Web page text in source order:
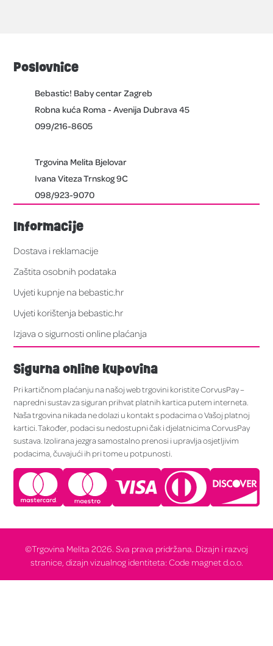
Poslovnice
Bebastic! Baby centar Zagreb
Robna kuća Roma - Avenija Dubrava 45
099/216-8605
Trgovina Melita Bjelovar
Ivana Viteza Trnskog 9C
098/923-9070
Informacije
Dostava i reklamacije
Zaštita osobnih podataka
Uvjeti kupnje na bebastic.hr
Uvjeti korištenja bebastic.hr
Izjava o sigurnosti online plaćanja
Sigurna online kupovina
Pri kartičnom plaćanju na našoj web trgovini koristite CorvusPay –
napredni sustav za siguran prihvat platnih kartica putem interneta.
Naša trgovina nikada ne dolazi u kontakt s podacima o Vašoj platnoj
kartici. Također, podaci su nedostupni čak i djelatnicima CorvusPay
sustava. Izolirana jezgra samostalno prenosi i upravlja osjetljivim
podacima, čuvajući ih pri tome u potpunosti.
©Trgovina Melita 2026. Sva prava pridržana. Dizajn i razvoj
stranice, dizajn vizualnog identiteta: Code magnet d.o.o.